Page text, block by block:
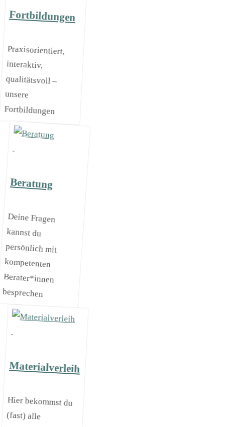
Fortbildungen
Praxisorientiert,
interaktiv,
qualitätsvoll –
unsere
Fortbildungen
Beratung
Deine Fragen
kannst du
persönlich mit
kompetenten
Berater*innen
besprechen
Materialverleih
Hier bekommst du
(fast) alle
Materialien für eure
Aktivitäten und